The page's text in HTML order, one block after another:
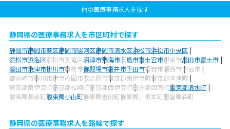
他の医療事務求人を探す
静岡県の医療事務求人を市区町村で探す
静岡市静岡市葵区静岡市駿河区静岡市清水区浜松市浜松市中央区
浜松市浜名区浜松市天竜区沼津市熱海市三島市富士宮市伊東市島田市富士市
磐田市焼津市掛川市藤枝市御殿場市袋井市下田市裾野市湖西市伊豆市
御前崎市菊川市伊豆の国市牧之原市賀茂郡東伊豆町賀茂郡河津町
賀茂郡南伊豆町賀茂郡松崎町賀茂郡西伊豆町田方郡函南町駿東郡清水町
駿東郡長泉町駿東郡小山町榛原郡吉田町榛原郡川根本町周智郡森町
静岡県の医療事務求人を路線で探す